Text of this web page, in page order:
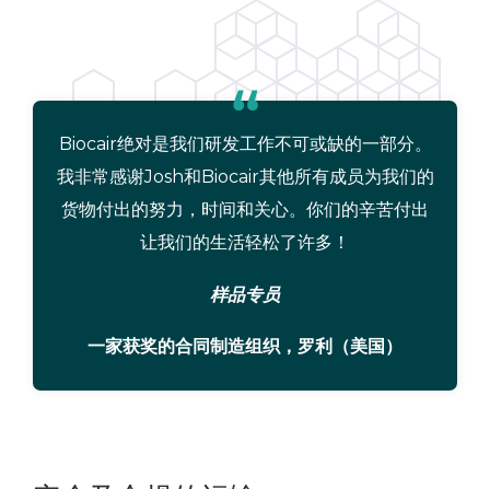
Biocair绝对是我们研发工作不可或缺的一部分。
我非常感谢Josh和Biocair其他所有成员为我们的
货物付出的努力，时间和关心。你们的辛苦付出
让我们的生活轻松了许多！
样品专员
一家获奖的合同制造组织，罗利（美国）